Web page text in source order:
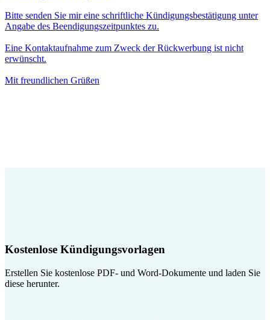
Bitte senden Sie mir eine schriftliche Kündigungsbestätigung unter
Angabe des Beendigungszeitpunktes zu.
Eine Kontaktaufnahme zum Zweck der Rückwerbung ist nicht
erwünscht.
Mit freundlichen Grüßen
Kostenlose Kündigungsvorlagen
Erstellen Sie kostenlose PDF- und Word-Dokumente und laden Sie
diese herunter.